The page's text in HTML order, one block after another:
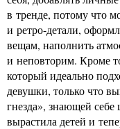
в тренде, потому что
и ретро-детали,
вещам, наполнить
и неповторим. Кроме
который идеально
девушки, только что
гнезда», знающей
вырастила детей и